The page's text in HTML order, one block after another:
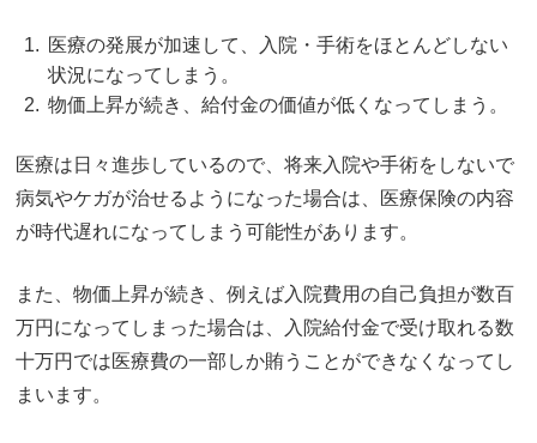
医療の発展が加速して、入院・手術をほとんどしない
状況になってしまう。
物価上昇が続き、給付金の価値が低くなってしまう。
医療は日々進歩しているので、将来入院や手術をしないで
病気やケガが治せるようになった場合は、医療保険の内容
が時代遅れになってしまう可能性があります。
また、物価上昇が続き、例えば入院費用の自己負担が数百
万円になってしまった場合は、入院給付金で受け取れる数
十万円では医療費の一部しか賄うことができなくなってし
まいます。